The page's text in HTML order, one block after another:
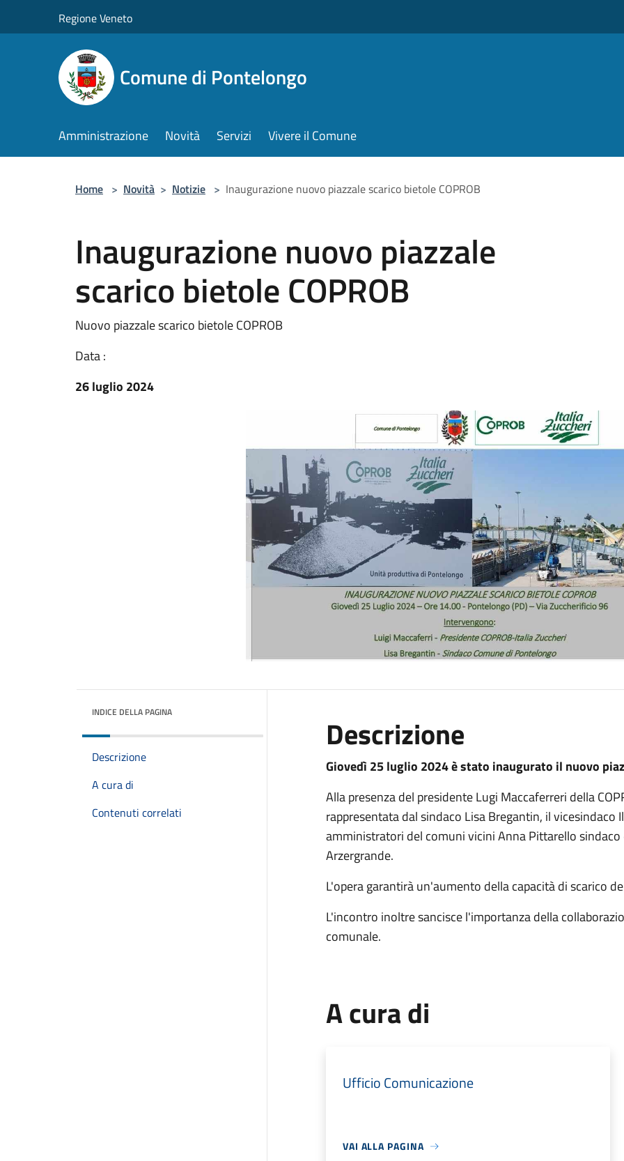
Regione Veneto
Comune di Pontelongo
Amministrazione Novità Servizi Vivere il Comune
Home > Novità > Notizie > Inaugurazione nuovo piazzale scarico bietole COPROB
Inaugurazione nuovo piazzale
scarico bietole COPROB
Nuovo piazzale scarico bietole COPROB
Data :
26 luglio 2024
INDICE DELLA PAGINA
Descrizione
A cura di
Contenuti correlati
Descrizione
Giovedì 25 luglio 2024 è stato inaugurato il nuovo
Alla presenza del presidente Lugi Maccaferreri della
rappresentata dal sindaco Lisa Bregantin, il vicesindaco
amministratori del comuni vicini Anna Pittarello
Arzergrande.
L'opera garantirà un'aumento della capacità di scarico
L'incontro inoltre sancisce l'importanza della
comunale.
A cura di
Ufficio Comunicazione
VAI ALLA PAGINA